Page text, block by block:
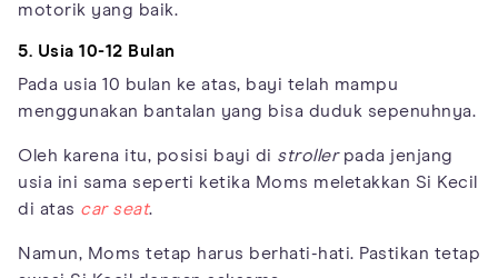
motorik yang baik.
5. Usia 10-12 Bulan
Pada usia 10 bulan ke atas, bayi telah mampu
menggunakan bantalan yang bisa duduk sepenuhnya.
Oleh karena itu, posisi bayi di strollerpada jenjang
usia ini sama seperti ketika Moms meletakkan Si Kecil
di atas car seat.
Namun, Moms tetap harus berhati-hati. Pastikan tetap